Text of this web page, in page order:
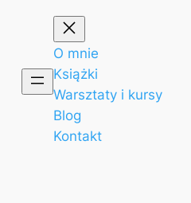
O mnie
Książki
Warsztaty i kursy
Blog
Kontakt